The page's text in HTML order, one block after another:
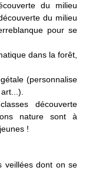
du milieu
du milieu
pour se
dans la forêt,
(personnalise
découverte
nature sont à
!
veillées dont on se